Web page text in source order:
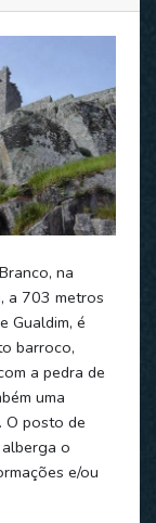
na
a 703 metros
Gualdim, é
barroco,
a pedra de
uma
O posto de
o
e/ou